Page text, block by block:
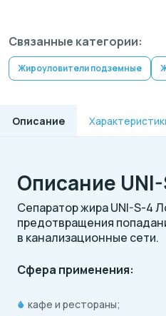
Связанные категории:
Жироуловители подземные
Описание
Описание
Сепаратор жира UNI-S-4
предотвращения
в канализационные сети.
Сфера применения:
кафе и рестораны;